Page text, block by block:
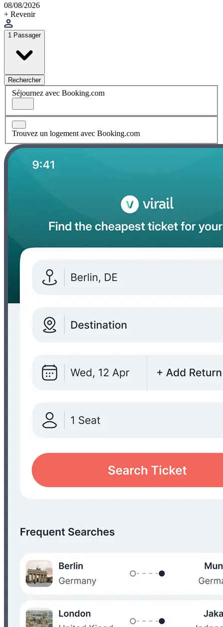
08/08/2026
+ Revenir
1 Passager
Rechercher
Séjournez avec Booking.com
Trouvez un logement avec Booking.com